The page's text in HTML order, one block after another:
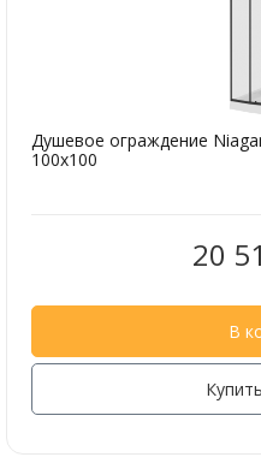
Душевое ограждение
100х100
20
В